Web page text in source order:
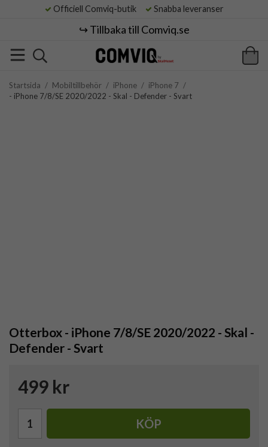
Officiell Comviq-butik Snabba leveranser
↪️ Tillbaka till Comviq.se
Startsida / Mobiltillbehör / iPhone / iPhone 7 /
- iPhone 7/8/SE 2020/2022 - Skal - Defender - Svart
Otterbox - iPhone 7/8/SE 2020/2022 - Skal -
Defender - Svart
499 kr
KÖP